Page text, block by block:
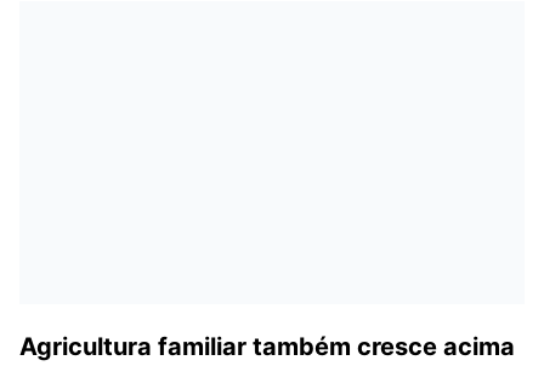
Agricultura familiar também cresce acima